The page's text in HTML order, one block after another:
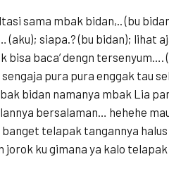
sama mbak bidan,.. (bu
(aku); siapa.? (bu bidan); lihat
bisa baca’ dengn tersenyum….
pura pura enggak tau
bidan namanya mbak Lia
bersalaman… hehehe
telapak tangannya halus
ku gimana ya kalo